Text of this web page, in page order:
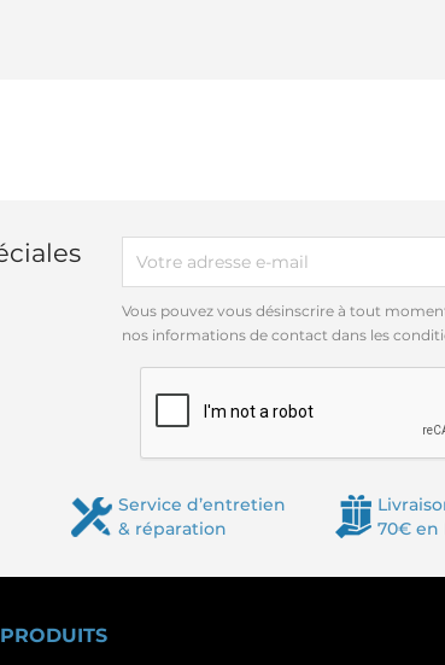
Vous pouvez vous désinscrire à tout
nos informations de contact dans les
Service d’entretien
& réparation
70€ en
PRODUITS